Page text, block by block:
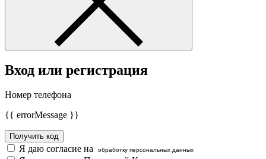
Вход или регистрация
Номер телефона
{{ errorMessage }}
Получить код
Я даю согласие на обработку персональных данных